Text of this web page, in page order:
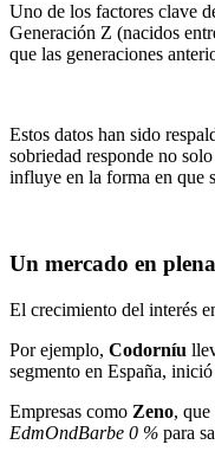
Uno de los factores clave
Generación Z (nacidos
que las generaciones
Estos datos han sido
sobriedad responde no
influye en la forma en que
Un mercado en
El crecimiento del interés
Por ejemplo, Codorníu
segmento en España,
Empresas como Zeno,
EdmOndBarbe 0 % para